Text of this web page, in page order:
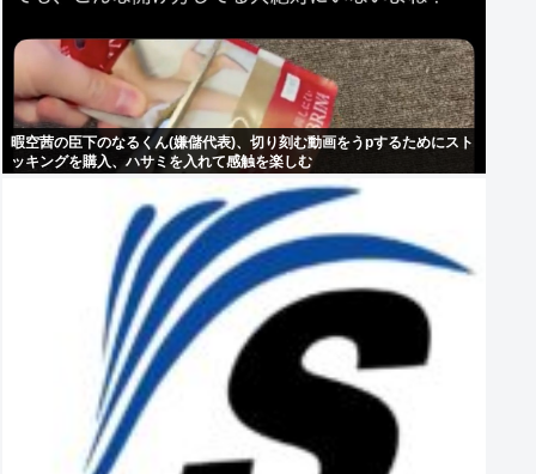
暇空茜の臣下のなるくん(嫌儲代表)、切り刻む動画をうpするためにスト
ッキングを購入、ハサミを入れて感触を楽しむ